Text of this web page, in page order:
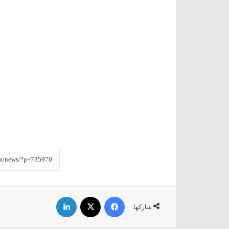
شاركها
فيسبوك